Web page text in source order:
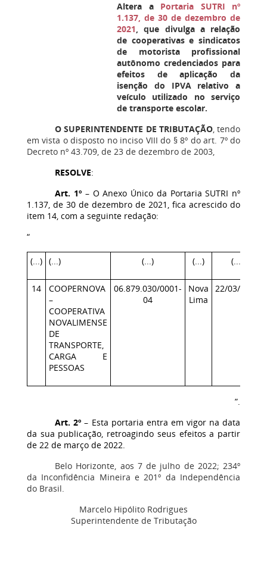
Altera a Portaria SUTRI nº
1.137, de 30 de dezembro de
2021, que divulga a relação
de cooperativas e sindicatos
de motorista profissional
autônomo credenciados para
efeitos de aplicação da
isenção do IPVA relativo a
veículo utilizado no serviço
de transporte escolar.
O SUPERINTENDENTE DE TRIBUTAÇÃO, tendo
em vista o disposto no inciso VIII do § 8º do art. 7º do
Decreto nº 43.709, de 23 de dezembro de 2003,
RESOLVE:
Art. 1º – O Anexo Único da Portaria SUTRI nº
1.137, de 30 de dezembro de 2021, fica acrescido do
item 14, com a seguinte redação:
“
(...) (...) (...) (...) (...)
14
COOPERNOVA
–
COOPERATIVA
NOVALIMENSE
DE
TRANSPORTE,
CARGA E
PESSOAS
06.879.030/0001-
04
Nova
Lima
22/03/2022
”.
Art. 2º – Esta portaria entra em vigor na data
da sua publicação, retroagindo seus efeitos a partir
de 22 de março de 2022.
Belo Horizonte, aos 7 de julho de 2022; 234º
da Inconfidência Mineira e 201º da Independência
do Brasil.
Marcelo Hipólito Rodrigues
Superintendente de Tributação